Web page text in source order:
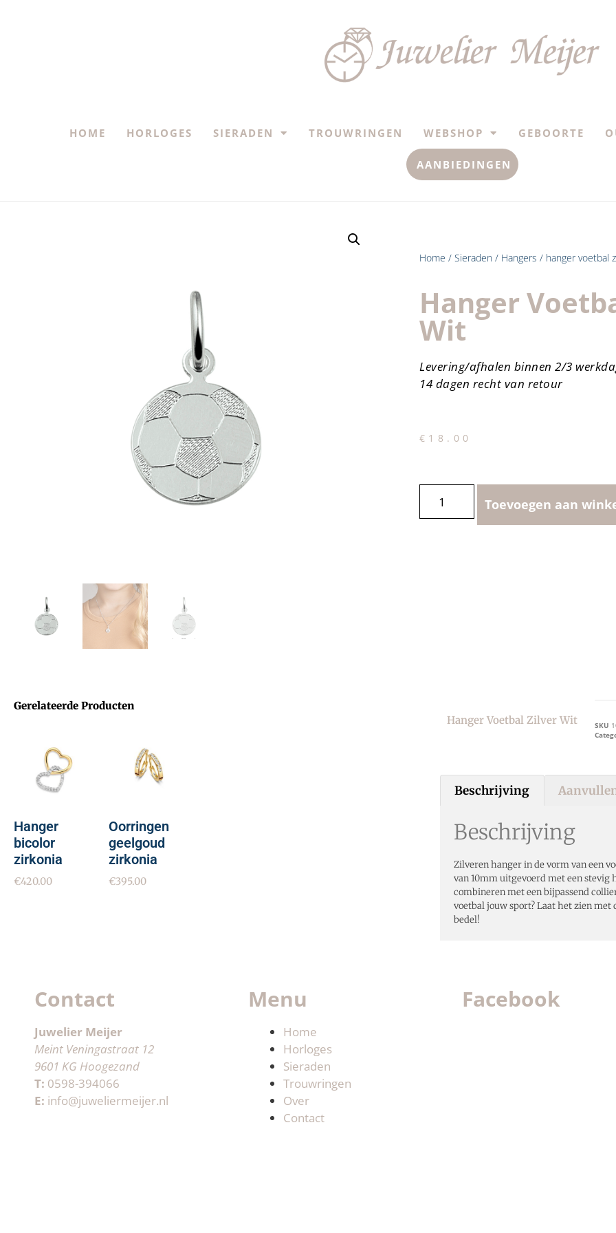
HOME HORLOGES SIERADEN TROUWRINGEN WEBSHOP GEBOORTE
AANBIEDINGEN
Home / Sieraden / Hangers / hanger voetbal
Hanger
Wit
Levering/afhalen binnen 2/3
14 dagen recht van retour
€ 18.00
Toevoegen aan
Gerelateerde Producten
Hanger
bicolor
zirkonia
€420.00
Oorringen
geelgoud
zirkonia
€395.00
Hanger Voetbal Zilver Wit SKU
Beschrijving
Beschrijving
Zilveren hanger in de vorm van een
van 10mm uitgevoerd met een stevig
combineren met een bijpassend
voetbal jouw sport? Laat het zien met
bedel!
Contact
Juwelier Meijer
Meint Veningastraat 12
9601 KG Hoogezand
T: 0598-394066
E: info@juweliermeijer.nl
Menu
Home
Horloges
Sieraden
Trouwringen
Over
Contact
Facebook